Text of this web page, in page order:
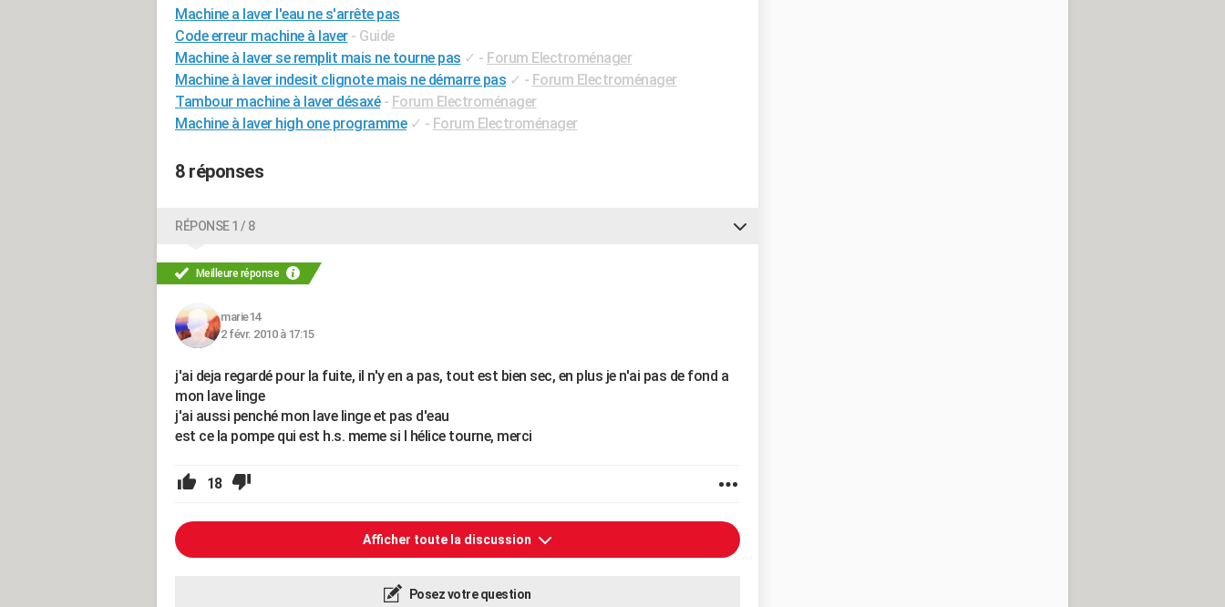
Machine a laver l'eau ne s'arrête pas
Code erreur machine à laver - Guide
Machine à laver se remplit mais ne tourne pas ✓ - Forum Electroménager
Machine à laver indesit clignote mais ne démarre pas ✓ - Forum Electroménager
Tambour machine à laver désaxé - Forum Electroménager
Machine à laver high one programme ✓ - Forum Electroménager
8 réponses
RÉPONSE 1 / 8
Meilleure réponse
marie14
2 févr. 2010 à 17:15
j'ai deja regardé pour la fuite, il n'y en a pas, tout est bien sec, en plus je n'ai pas de fond a
mon lave linge
j'ai aussi penché mon lave linge et pas d'eau
est ce la pompe qui est h.s. meme si l hélice tourne, merci
18
Afficher toute la discussion
Posez votre question